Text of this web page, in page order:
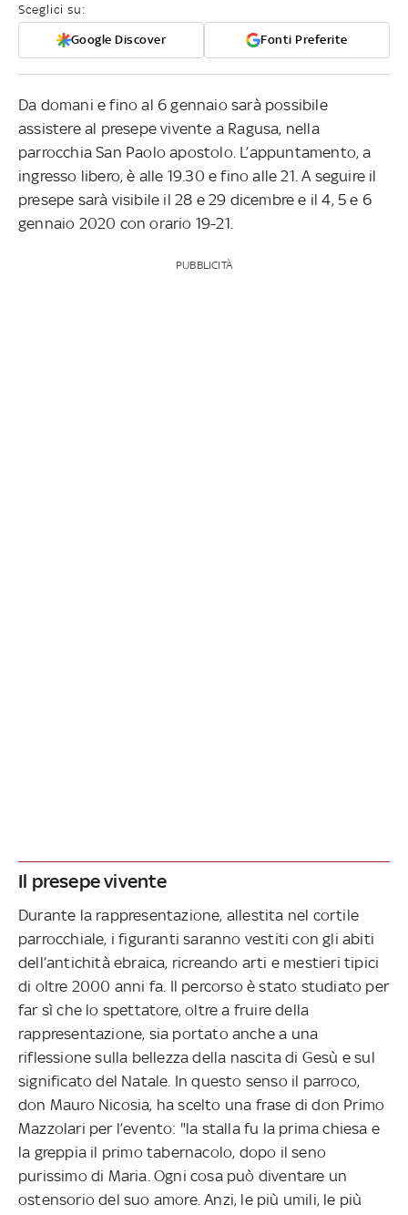
Sceglici su:
Google Discover Fonti Preferite
Da domani e fino al 6 gennaio sarà possibile
assistere al presepe vivente a Ragusa, nella
parrocchia San Paolo apostolo. L’appuntamento, a
ingresso libero, è alle 19.30 e fino alle 21. A seguire il
presepe sarà visibile il 28 e 29 dicembre e il 4, 5 e 6
gennaio 2020 con orario 19-21.
PUBBLICITÀ
Il presepe vivente
Durante la rappresentazione, allestita nel cortile
parrocchiale, i figuranti saranno vestiti con gli abiti
dell’antichità ebraica, ricreando arti e mestieri tipici
di oltre 2000 anni fa. Il percorso è stato studiato per
far sì che lo spettatore, oltre a fruire della
rappresentazione, sia portato anche a una
riflessione sulla bellezza della nascita di Gesù e sul
significato del Natale. In questo senso il parroco,
don Mauro Nicosia, ha scelto una frase di don Primo
Mazzolari per l’evento: "la stalla fu la prima chiesa e
la greppia il primo tabernacolo, dopo il seno
purissimo di Maria. Ogni cosa può diventare un
ostensorio del suo amore. Anzi, le più umili, le più